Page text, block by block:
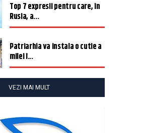
Top 7 expresii pentru care, în
Rusia, a...
Patriarhia va instala o cutie a
milei î...
VEZI MAI MULT